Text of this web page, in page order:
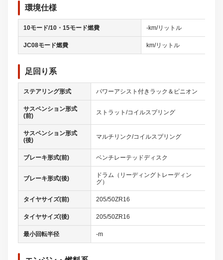
環境仕様
10モード/10・15モード燃費 -km/リットル
JC08モード燃費 km/リットル
足回り系
ステアリング形式 パワーアシスト付きラック＆ピニオン
サスペンション形式
(前)
ストラット/コイルスプリング
サスペンション形式
(後)
マルチリンク/コイルスプリング
ブレーキ形式(前) ベンチレーテッドディスク
ブレーキ形式(後)
ドラム（リーディングトレーディン
グ）
タイヤサイズ(前) 205/50ZR16
タイヤサイズ(後) 205/50ZR16
最小回転半径 -m